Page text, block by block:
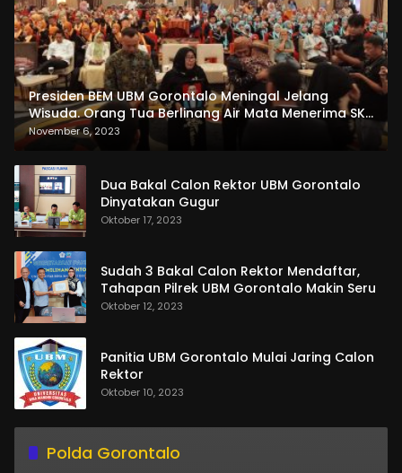
Presiden BEM UBM Gorontalo Meningal Jelang
Wisuda. Orang Tua Berlinang Air Mata Menerima SKL
dan Pemasangan Salempang
November 6, 2023
Dua Bakal Calon Rektor UBM Gorontalo
Dinyatakan Gugur
Oktober 17, 2023
Sudah 3 Bakal Calon Rektor Mendaftar,
Tahapan Pilrek UBM Gorontalo Makin Seru
Oktober 12, 2023
Panitia UBM Gorontalo Mulai Jaring Calon
Rektor
Oktober 10, 2023
Polda Gorontalo